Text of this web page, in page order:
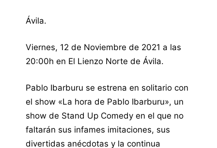
Ávila.
Viernes, 12 de Noviembre de 2021 a las
20:00h en El Lienzo Norte de Ávila.
Pablo Ibarburu se estrena en solitario con
el show «La hora de Pablo Ibarburu», un
show de Stand Up Comedy en el que no
faltarán sus infames imitaciones, sus
divertidas anécdotas y la continua